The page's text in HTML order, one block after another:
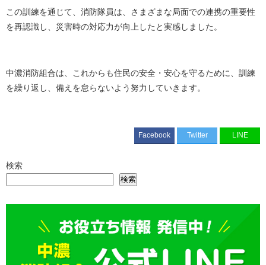
この訓練を通じて、消防隊員は、さまざまな局面での連携の重要性
を再認識し、災害時の対応力が向上したと実感しました。
中濃消防組合は、これからも住民の安全・安心を守るために、訓練
を繰り返し、備えを怠らないよう努力していきます。
Facebook Twitter LINE
検索
検索